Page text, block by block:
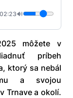
02:23🔊
môžete v
príbeh
ktorý sa nebál
a svojou
Trnave a okolí.